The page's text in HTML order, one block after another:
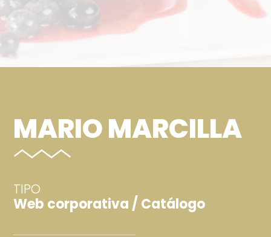
MARIO MARCILLA
TIPO
Web corporativa / Catálogo